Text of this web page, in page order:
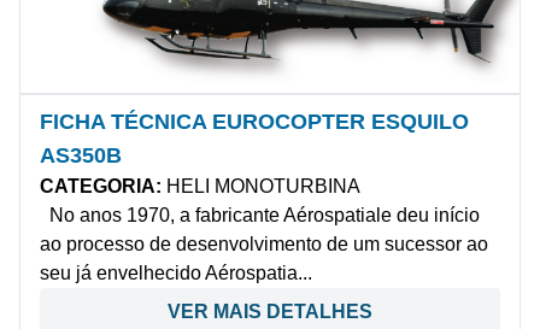
FICHA TÉCNICA EUROCOPTER ESQUILO
AS350B
CATEGORIA: HELI MONOTURBINA
No anos 1970, a fabricante Aérospatiale deu início
ao processo de desenvolvimento de um sucessor ao
seu já envelhecido Aérospatia...
VER MAIS DETALHES